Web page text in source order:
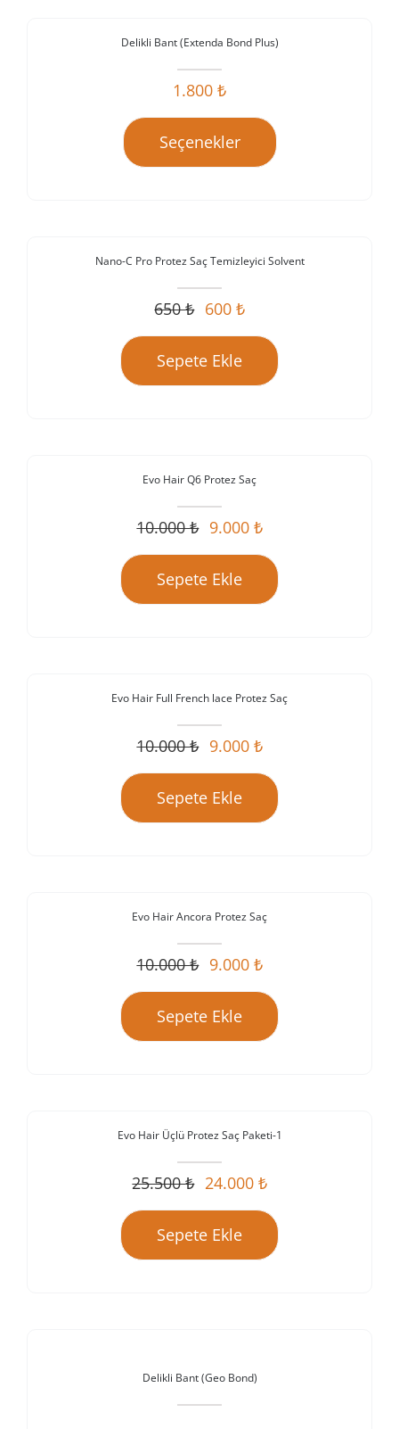
Delikli Bant (Extenda Bond Plus)
1.800 ₺
Seçenekler
Nano-C Pro Protez Saç Temizleyici Solvent
650₺
Orijinal
fiyat:
650 ₺.
600 ₺
Şu
andaki
fiyat:
600 ₺.
Sepete Ekle
Evo Hair Q6 Protez Saç
10.000₺
Orijinal
fiyat:
10.000 ₺.
9.000 ₺
Şu
andaki
fiyat:
9.000 ₺.
Sepete Ekle
Evo Hair Full French lace Protez Saç
10.000₺
Orijinal
fiyat:
10.000 ₺.
9.000 ₺
Şu
andaki
fiyat:
9.000 ₺.
Sepete Ekle
Evo Hair Ancora Protez Saç
10.000₺
Orijinal
fiyat:
10.000 ₺.
9.000 ₺
Şu
andaki
fiyat:
9.000 ₺.
Sepete Ekle
Evo Hair Üçlü Protez Saç Paketi-1
25.500₺
Orijinal
fiyat:
25.500 ₺.
24.000 ₺
Şu
andaki
fiyat:
24.000 ₺.
Sepete Ekle
Delikli Bant (Geo Bond)